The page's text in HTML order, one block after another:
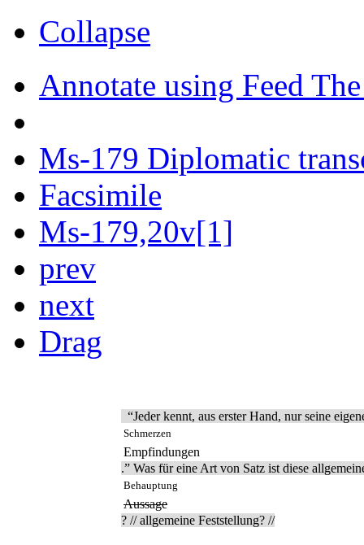
Collapse
Annotate using Feed
Ms-179 Diplomatic
Facsimile
Ms-179,20v[1]
prev
next
Drag
“Jeder kennt, aus erster Hand, nur seine
Schmerzen
Empfindungen
.” Was für eine Art von Satz ist diese
Behauptung
Aussage
? // allgemeine Feststellung? //